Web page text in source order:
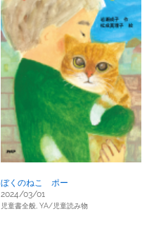
ぼくのねこ ポー
2024/03/01
児童書全般, YA/児童読み物